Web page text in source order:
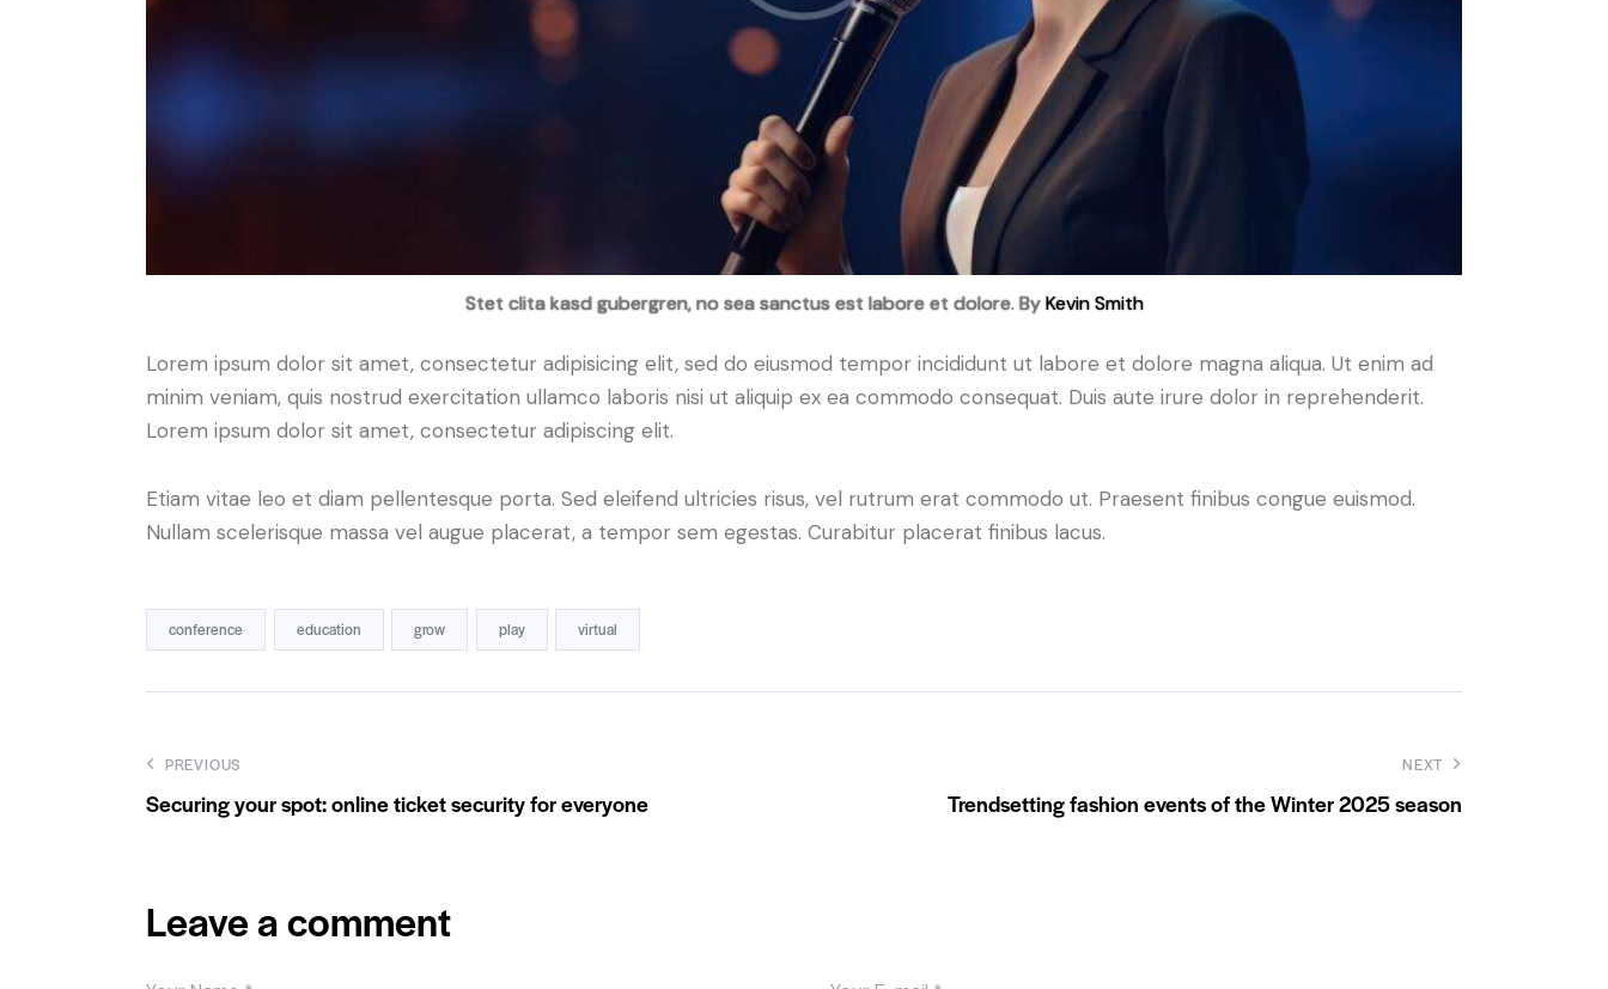
Stet clita kasd gubergren, no sea sanctus est labore et dolore. ByKevin Smith
Lorem ipsum dolor sit amet, consectetur adipisicing elit, sed do eiusmod tempor incididunt ut labore et dolore magna aliqua. Ut enim ad
minim veniam, quis nostrud exercitation ullamco laboris nisi ut aliquip ex ea commodo consequat. Duis aute irure dolor in reprehenderit.
Lorem ipsum dolor sit amet, consectetur adipiscing elit.
Etiam vitae leo et diam pellentesque porta. Sed eleifend ultricies risus, vel rutrum erat commodo ut. Praesent finibus congue euismod.
Nullam scelerisque massa vel augue placerat, a tempor sem egestas. Curabitur placerat finibus lacus.
conference education grow play virtual
PREVIOUS
Securing your spot: online ticket security for everyone
NEXT
Trendsetting fashion events of the Winter 2025 season
Leave a comment